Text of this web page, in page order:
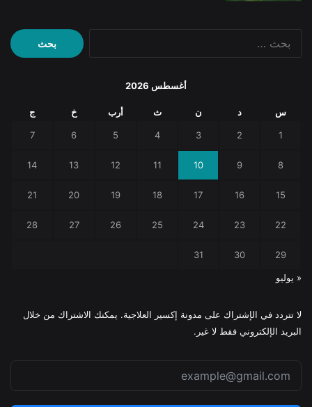
البحث
عن:
أغسطس 2026
س د ن ث أرب خ ج
1
2
3
4
5
6
7
8
9
10
11
12
13
14
15
16
17
18
19
20
21
22
23
24
25
26
27
28
29
30
31
« يوليو
لا تتردد في الإشتراك على مدونة إكسير العلاجية. يمكنك الاشتراك من خلال
البريد الإلكتروني فقط لا غير.